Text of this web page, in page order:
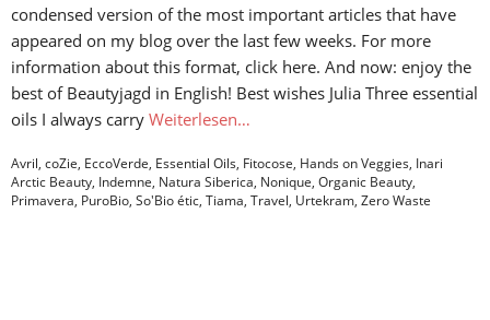
condensed version of the most important articles that have
appeared on my blog over the last few weeks. For more
information about this format, click here. And now: enjoy the
best of Beautyjagd in English! Best wishes Julia Three essential
oils I always carry Weiterlesen…
Avril, coZie, EccoVerde, Essential Oils, Fitocose, Hands on Veggies, Inari
Arctic Beauty, Indemne, Natura Siberica, Nonique, Organic Beauty,
Primavera, PuroBio, So'Bio étic, Tiama, Travel, Urtekram, Zero Waste